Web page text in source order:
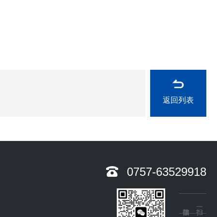
返回列表
0757-63529918